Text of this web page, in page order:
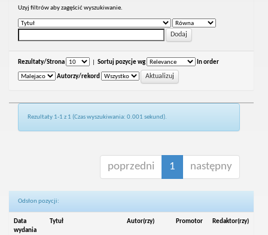
Uzyj filtrów aby zagęścić wyszukiwanie.
Rezultaty/Strona Sortuj pozycje wg In order
Autorzy/rekord
Rezultaty 1-1 z 1 (Czas wyszukiwania: 0.001 sekund).
poprzedni 1 następny
Odsłon pozycji:
Data
wydania
Tytuł Autor(rzy) Promotor Redaktor(rzy)